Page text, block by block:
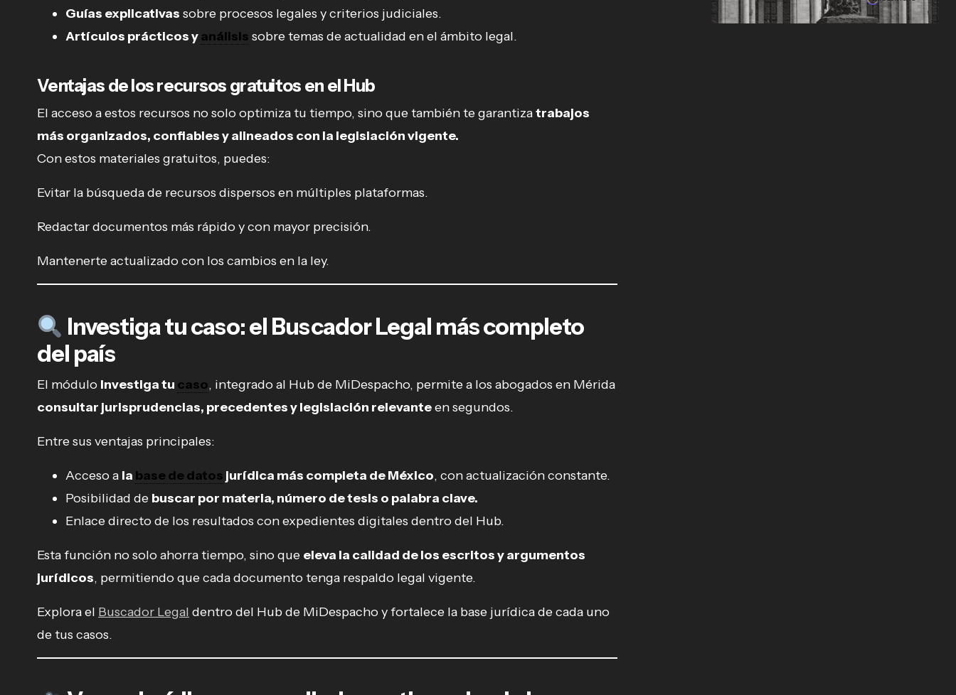
Guías explicativas sobre procesos legales y criterios judiciales.
Artículos prácticos yanálisis sobre temas de actualidad en el ámbito legal.
Ventajas de los recursos gratuitos en el Hub
El acceso a estos recursos no solo optimiza tu tiempo, sino que también te garantizatrabajos
más organizados, confiables y alineados con la legislación vigente.
Con estos materiales gratuitos, puedes:
Evitar la búsqueda de recursos dispersos en múltiples plataformas.
Redactar documentos más rápido y con mayor precisión.
Mantenerte actualizado con los cambios en la ley.
Investiga tu caso: el Buscador Legal más completo
del país
El módulo Investiga tu caso, integrado al Hub de MiDespacho, permite a los abogados en Mérida
consultar jurisprudencias, precedentes y legislación relevanteen segundos.
Entre sus ventajas principales:
Acceso a la base de datos jurídica más completa de México, con actualización constante.
Posibilidad de buscar por materia, número de tesis o palabra clave.
Enlace directo de los resultados con expedientes digitales dentro del Hub.
Esta función no solo ahorra tiempo, sino que eleva la calidad de los escritos y argumentos
jurídicos, permitiendo que cada documento tenga respaldo legal vigente.
Explora el Buscador Legal dentro del Hub de MiDespacho y fortalece la base jurídica de cada uno
de tus casos.